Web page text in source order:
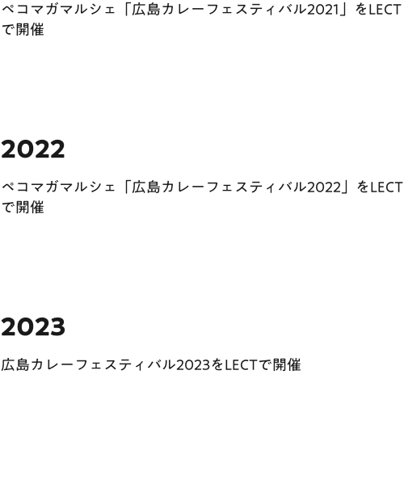
ペコマガマルシェ「広島カレーフェスティバル2021」をLECT
で開催
2022
ペコマガマルシェ「広島カレーフェスティバル2022」をLECT
で開催
2023
広島カレーフェスティバル2023をLECTで開催